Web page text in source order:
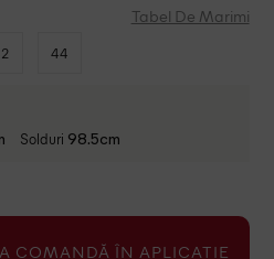
Tabel De Marimi
44
Solduri 98.5cm
COMANDĂ ÎN APLICAȚIE